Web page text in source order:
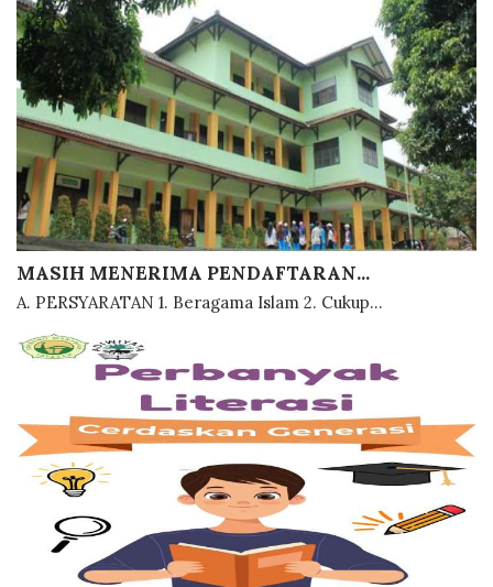
MASIH MENERIMA PENDAFTARAN...
A. PERSYARATAN 1. Beragama Islam 2. Cukup...